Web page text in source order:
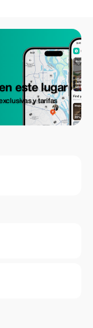
este lugar
y tarifas